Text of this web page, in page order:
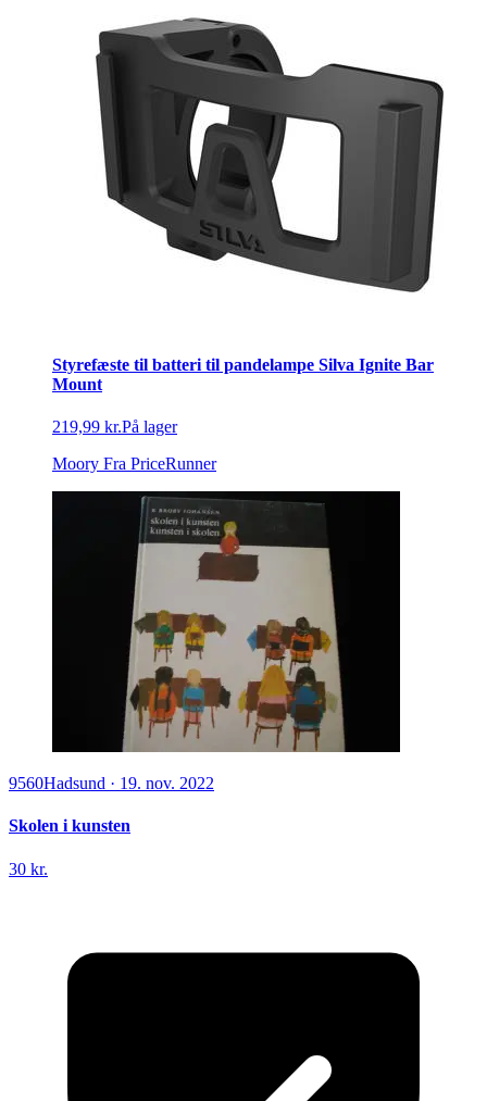
Styrefæste til batteri til pandelampe Silva Ignite Bar
Mount
219,99 kr.På lager
Moory Fra PriceRunner
9560Hadsund · 19. nov. 2022
Skolen i kunsten
30 kr.